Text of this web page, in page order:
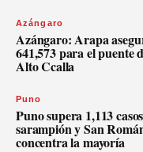
Azángaro
Azángaro: Arapa
641,573 para el puente
Alto Ccalla
Puno
Puno supera 1,113
sarampión y San
concentra la mayoría